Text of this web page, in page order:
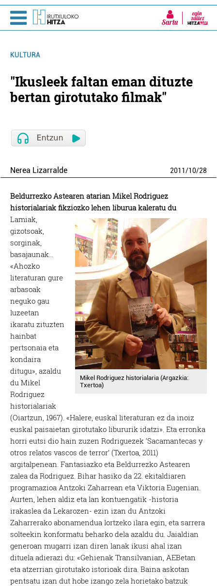
Sartu
KULTURA
"Ikusleek faltan eman dituzte
bertan girotutako filmak"
Nerea Lizarralde 2011/10/28
Beldurrezko Astearen atarian Mikel Rodriguez
historialariak fikziozko lehen liburua kaleratu du
Mikel Rodriguez historialaria (Argazkia:
Txertoa)
Lamiak,
gizotsoak,
sorginak,
basajaunak…
«Ahozko
literaturan gure
arbasoak
neguko gau
luzeetan
ikaratu zituzten
hainbat
pertsonaia eta
kondaira
ditugu», azaldu
du Mikel
Rodriguez
historialariak
(Oiartzun, 1967). «Halere, euskal literaturan ez da inoiz
euskal paisaietan girotutako libururik idatzi». Eta erronka
horri eutsi dio hain zuzen Rodriguezek ‘Sacamantecas y
otros relatos vascos de terror’ (Txertoa, 2011)
argitalpenean. Fantasiazko eta Beldurrezko Astearen
zalea da Rodriguez. Bihar hasiko da 22. ekitaldiaren
programazioa Antzoki Zaharrean eta Viktoria Eugenian.
Aurten, lehen aldiz eta lan kontuengatik -historia
irakaslea da Lekarozen- ezin izan du Antzoki
Zaharrerako abonamendua lortzeko ilara egin, eta sarrera
solteekin konformatu beharko dela azaldu du. Jaialdian
generoan mugarri izan diren lanak ikusi ahal izan
dituela adierazi du: «Gehienak Transilvanian, AEBetan
eta atzerrian girotutako istorioak dira. Baina askotan
pentsatu izan dut hobe izango zela horietako batzuk